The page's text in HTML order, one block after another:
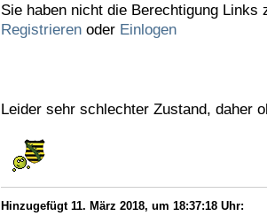
Sie haben nicht die Berechtigung Links
Registrieren oder Einlogen
Leider sehr schlechter Zustand, daher
Hinzugefügt 11. März 2018, um 18:37:18 Uhr: